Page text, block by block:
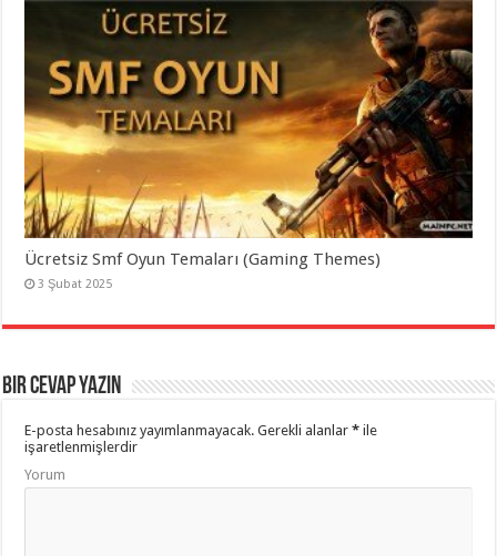
Ücretsiz Smf Oyun Temaları (Gaming Themes)
3 Şubat 2025
Bir Cevap Yazın
E-posta hesabınız yayımlanmayacak. Gerekli alanlar* ile
işaretlenmişlerdir
Yorum